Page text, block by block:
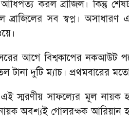
করল ব্রাজিল। কিন্তু
ব্রাজিলের সব স্বপ্ন। অসাধারণ
আগে বিশ্বকাপের নকআউট
টানা দুটি ম্যাচ। প্রথমবারের
স্মরণীয় সাফল্যের মূল নায়ক
অবশ্যই গোলরক্ষক আরিয়ান